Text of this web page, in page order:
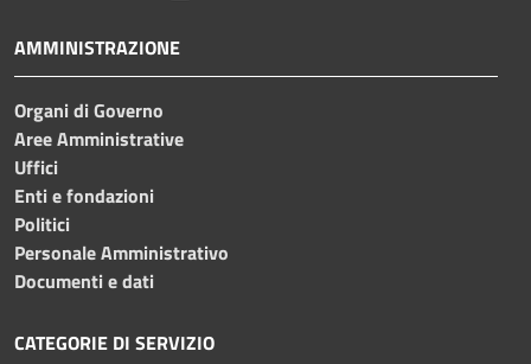
AMMINISTRAZIONE
Organi di Governo
Aree Amministrative
Uffici
Enti e fondazioni
Politici
Personale Amministrativo
Documenti e dati
CATEGORIE DI SERVIZIO